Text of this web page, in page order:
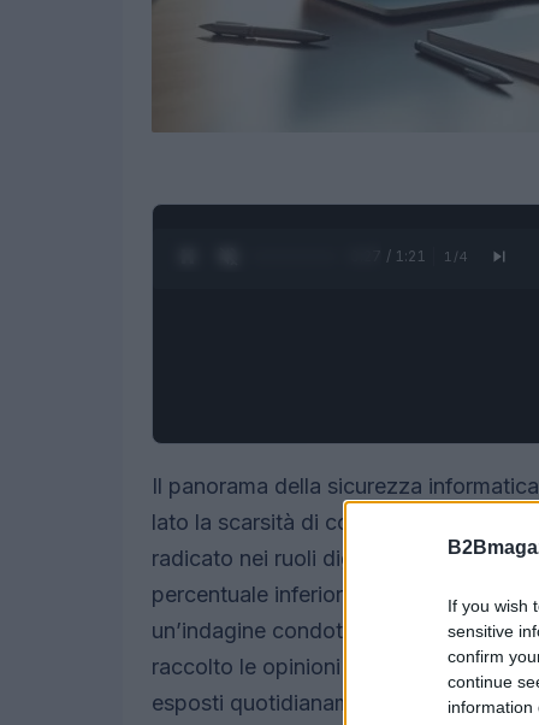
If you wish
sensitive
confirm
continue
information
0:28 / 1:21 1 /4
Il panorama della sicurezza
lato la scarsità di competenze
radicato nei ruoli digitali. Soltanto il
percentuale inferiore alla media
un’indagine condotta da Grafton,
raccolto le opinioni di decision maker,
esposti quotidianamente alle minacce